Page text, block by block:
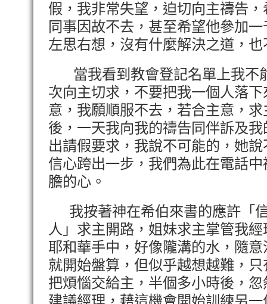
假，我非常失望，迫切向主禱告
同事因故不去，甚至希望他參加
左思右想，沒有什麼解決之道，
當我看到教會登記名單上我不
次向主切求，不要把我一個人落
意，我願順服不去，若合主意，
後，一天我向我的禱告同伴訴及
出請假要求，我說不可能的，她
信心跨出一步，我們為此在電話
膽的心。
我按著神在希伯來書的應許「
人」求主開路，姐妹求主掌管我
耶和華手中，好像隴溝的水，隨
就開始盤算，但似乎越想越難，
把煩惱交給主，半個多小時後，
建議經理，藉這機會開始訓練另